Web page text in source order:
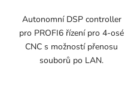
Autonomní DSP controller
pro PROFI6 řízení pro 4-osé
CNC s možností přenosu
souborů po LAN.